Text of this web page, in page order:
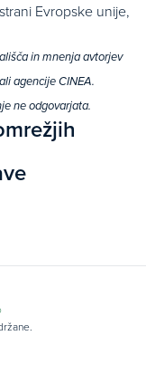
Evropske unije,
in mnenja avtorjev
agencije CINEA.
ne odgovarjata.